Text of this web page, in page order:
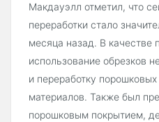
Макдауэлл отметил, что
переработки стало
месяца назад. В качестве
использование обрезков
и переработку
материалов. Также был
порошковым покрытием,